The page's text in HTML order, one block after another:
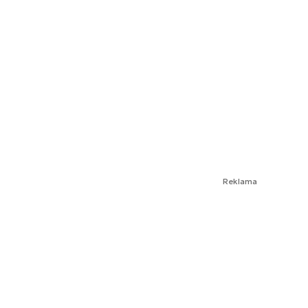
Reklama